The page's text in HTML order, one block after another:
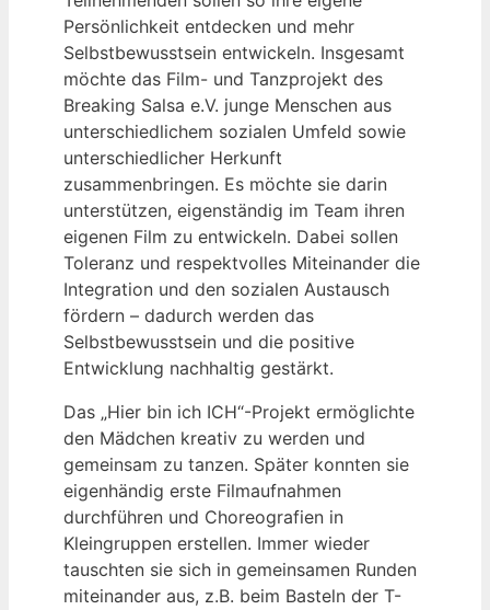
Persönlichkeit entdecken und mehr
Selbstbewusstsein entwickeln. Insgesamt
möchte das Film- und Tanzprojekt des
Breaking Salsa e.V. junge Menschen aus
unterschiedlichem sozialen Umfeld sowie
unterschiedlicher Herkunft
zusammenbringen. Es möchte sie darin
unterstützen, eigenständig im Team ihren
eigenen Film zu entwickeln. Dabei sollen
Toleranz und respektvolles Miteinander die
Integration und den sozialen Austausch
fördern – dadurch werden das
Selbstbewusstsein und die positive
Entwicklung nachhaltig gestärkt.
Das „Hier bin ich ICH“-Projekt ermöglichte
den Mädchen kreativ zu werden und
gemeinsam zu tanzen. Später konnten sie
eigenhändig erste Filmaufnahmen
durchführen und Choreografien in
Kleingruppen erstellen. Immer wieder
tauschten sie sich in gemeinsamen Runden
miteinander aus, z.B. beim Basteln der T-